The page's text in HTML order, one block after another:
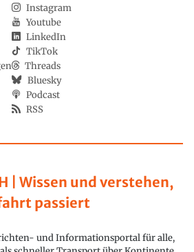
| Wissen und verstehen,
passiert
und Informationsportal für alle,
Instagram
Youtube
LinkedIn
TikTok
Threads
Bluesky
Podcast
RSS